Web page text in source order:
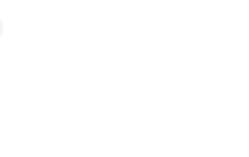
將買賣／分期付
商店將以您的個人
要取消訂單，請聯
，需透過AFTEE
示為準，若有關於